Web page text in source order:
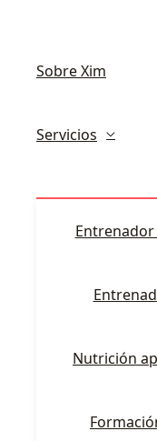
Sobre Xim
Servicios
Nutrición